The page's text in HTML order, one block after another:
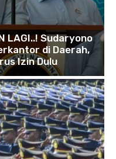
LAGI..! Sudaryono
di Daerah,
Izin Dulu